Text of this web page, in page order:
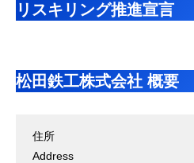
リスキリング推進宣言
松田鉄工株式会社 概要
住所
Address